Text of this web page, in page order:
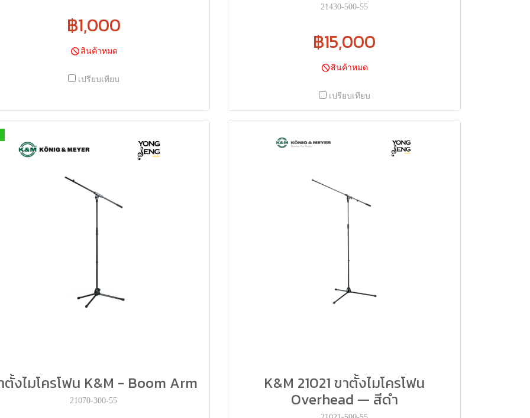
฿1,000
สินค้าหมด
เปรียบเทียบ
21430-500-55
฿15,000
สินค้าหมด
เปรียบเทียบ
ตั้งไมโครโฟน K&M - Boom Arm
21070-300-55
K&M 21021 ขาตั้งไมโครโฟน
Overhead — สีดำ